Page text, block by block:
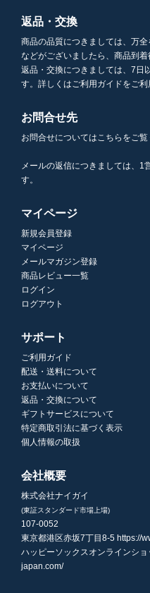
返品・交換
商品の品質につきましては、万
などがございましたら、商品到着
返品・交換につきましては、7日
す。詳しくはご利用ガイドをご利
お問合せ先
お問合せについてはこちらをご覧
メールの返信につきましては、1
す。
マイページ
新規会員登録
マイページ
メールマガジン登録
商品レビュー一覧
ログイン
ログアウト
サポート
ご利用ガイド
配送・送料について
お支払いについて
返品・交換について
ギフトサービスについて
特定商取引法に基づく表示
個人情報の取扱
会社概要
株式会社ナイガイ
(東証スタンダード市場上場)
107-0052
東京都港区赤坂7丁目8-5 https://
ハッピーソックスオンラインシ
japan.com/